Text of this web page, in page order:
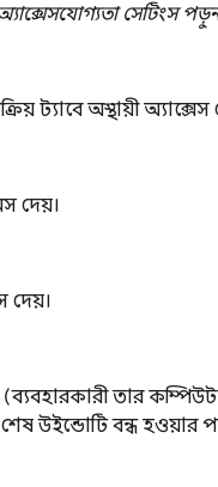
সেটিংস
ট্যাবে অস্থায়ী
দেয়।
দেয়।
(ব্যবহারকারী তার
উইন্ডোটি বন্ধ হওয়ার